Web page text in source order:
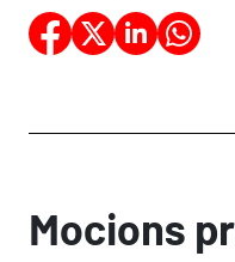
Mocions